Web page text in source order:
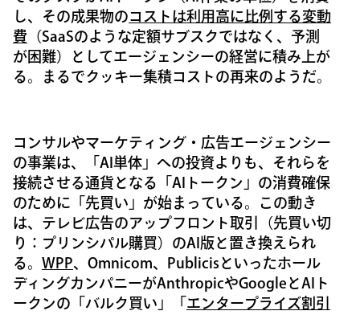
し、その成果物のコストは利用高に比例する変動
費 （SaaSのような定額サブスクではなく、予測
が困難）としてエージェンシーの経営に積み上が
る。まるでクッキー集積コストの再来のようだ。
コンサルやマーケティング・広告エージェンシー
の事業は、「AI単体」への投資よりも、それらを
接続させる通貨となる「AIトークン」の消費確保
のために「先買い」が始まっている。この動き
は、テレビ広告のアップフロント取引（先買い切
り：プリンシパル購買）のAI版と置き換えられ
る。 WPP、Omnicom、Publicisといったホール
ディングカンパニーがAnthropicやGoogleとAIト
ークンの「バルク買い」「 エンタープライズ割引